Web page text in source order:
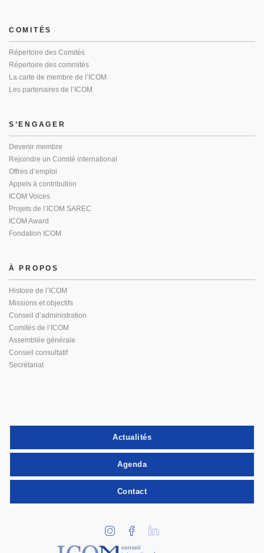
COMITÉS
Répertoire des Comités
Répertoire des commités
La carte de membre de l’ICOM
Les partenaires de l’ICOM
S’ENGAGER
Devenir membre
Rejoindre un Comité international
Offres d’emploi
Appels à contribution
ICOM Voices
Projets de l’ICOM SAREC
ICOM Award
Fondation ICOM
À PROPOS
Histoire de l’ICOM
Missions et objectifs
Conseil d’administration
Comités de l’ICOM
Assemblée générale
Conseil consultatif
Secrétariat
Actualités
Agenda
Contact
conseil